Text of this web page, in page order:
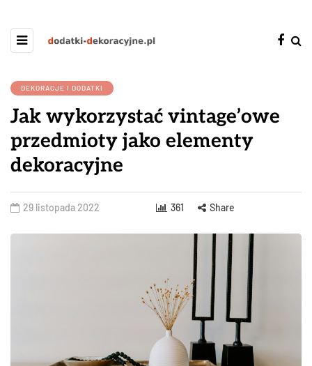
DEKORACJE I DODATKI
Jak wykorzystać vintage’owe
przedmioty jako elementy
dekoracyjne
29 listopada 2022 361 Share